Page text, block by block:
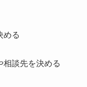
める
相談先を決める